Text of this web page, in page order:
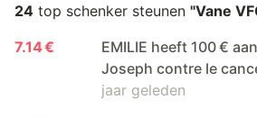
24 top schenker steunen "Vane
7.14 €
EMILIE heeft 100 €
Joseph contre le
jaar geleden